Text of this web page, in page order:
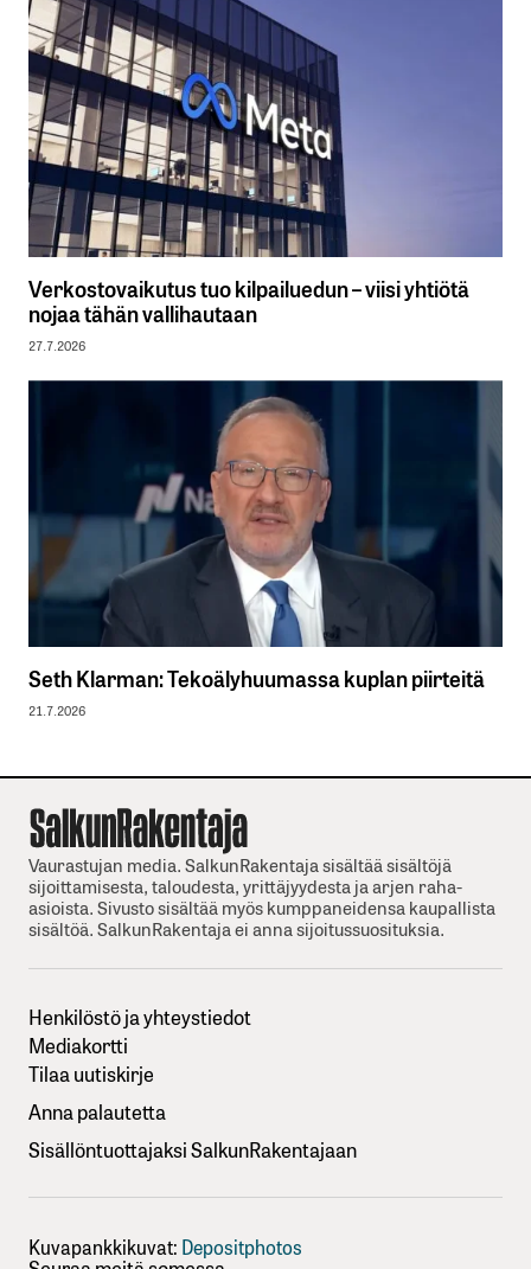
Verkostovaikutus tuo kilpailuedun – viisi yhtiötä
nojaa tähän vallihautaan
27.7.2026
Seth Klarman: Tekoälyhuumassa kuplan piirteitä
21.7.2026
Vaurastujan media. SalkunRakentaja sisältää sisältöjä
sijoittamisesta, taloudesta, yrittäjyydesta ja arjen raha-
asioista. Sivusto sisältää myös kumppaneidensa kaupallista
sisältöä. SalkunRakentaja ei anna sijoitussuosituksia.
Henkilöstö ja yhteystiedot
Mediakortti
Tilaa uutiskirje
Anna palautetta
Sisällöntuottajaksi SalkunRakentajaan
Kuvapankkikuvat: Depositphotos